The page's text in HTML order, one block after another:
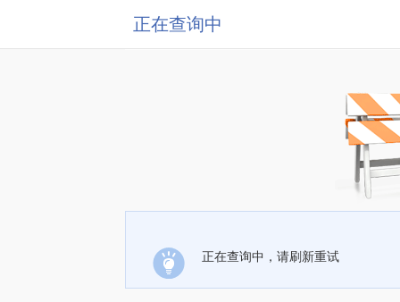
正在查询中
正在查询中，请刷新重试